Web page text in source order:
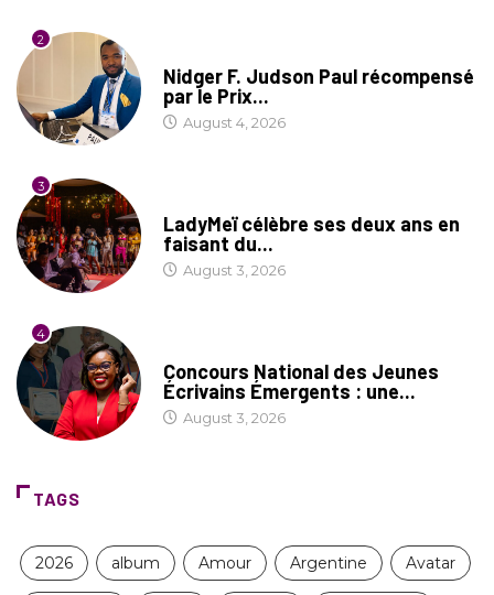
2
Nidger F. Judson Paul récompensé
par le Prix...
August 4, 2026
3
LadyMeï célèbre ses deux ans en
faisant du...
August 3, 2026
4
Concours National des Jeunes
Écrivains Émergents : une...
August 3, 2026
TAGS
2026 album Amour Argentine Avatar